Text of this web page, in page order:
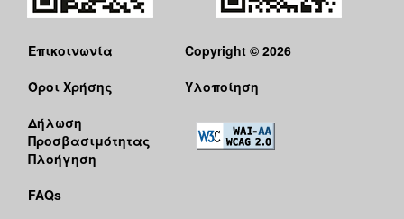
Επικοινωνία
Όροι Χρήσης
Δήλωση
Προσβασιμότητας
Πλοήγηση
FAQs
Copyright © 2026
Υλοποίηση